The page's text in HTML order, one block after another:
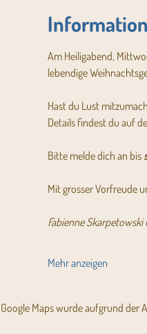
Information
Am Heiligabend,
lebendige
Hast du Lust
Details findest du auf
Bitte melde dich an bis
Mit grosser Vorfreude
Fabienne
Mehr anzeigen
Google Maps wurde aufgrund